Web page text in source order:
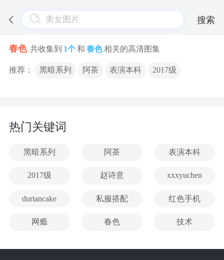
搜索
春色 共收集到 1个和 春色相关的高清图集
推荐： 黑暗系列 阿茶 表演本科 2017级
热门关键词
黑暗系列 阿茶 表演本科
2017级 赵诗意 xxxyuchen
duriancake 私服搭配 红色手机
网瘾 春色 技术